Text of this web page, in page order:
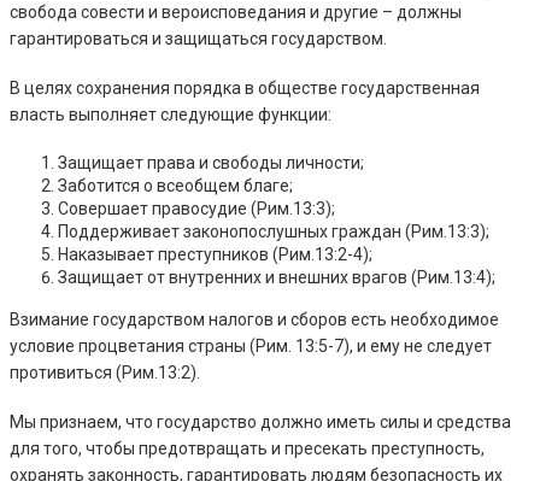
свобода совести и вероисповедания и другие – должны
гарантироваться и защищаться государством.
В целях сохранения порядка в обществе государственная
власть выполняет следующие функции:
Защищает права и свободы личности;
Заботится о всеобщем благе;
Совершает правосудие (Рим.13:3);
Поддерживает законопослушных граждан (Рим.13:3);
Наказывает преступников (Рим.13:2-4);
Защищает от внутренних и внешних врагов (Рим.13:4);
Взимание государством налогов и сборов есть необходимое
условие процветания страны (Рим. 13:5-7), и ему не следует
противиться (Рим.13:2).
Мы признаем, что государство должно иметь силы и средства
для того, чтобы предотвращать и пресекать преступность,
охранять законность, гарантировать людям безопасность их